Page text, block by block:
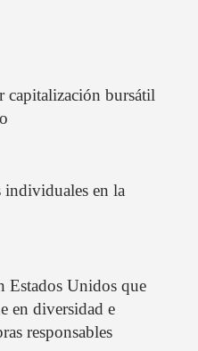
capitalización bursátil
individuales en la
Estados Unidos que
en diversidad e
responsables